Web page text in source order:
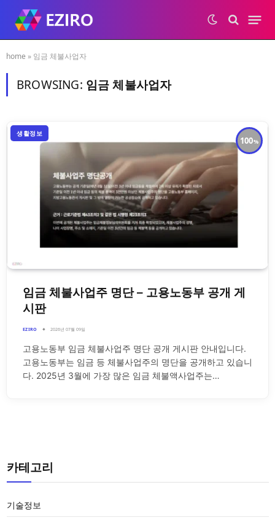
home » 임금 체불사업자
BROWSING: 임금 체불사업자
100
생활정보
임금 체불사업주 명단 – 고용노동부 공개 게
시판
EZIRO 2026년 07월 09일
고용노동부 임금 체불사업주 명단 공개 게시판 안내입니다.
고용노동부는 임금 등 체불사업주의 명단을 공개하고 있습니
다. 2025년 3월에 가장 많은 임금 체불액사업주는…
카테고리
기술정보